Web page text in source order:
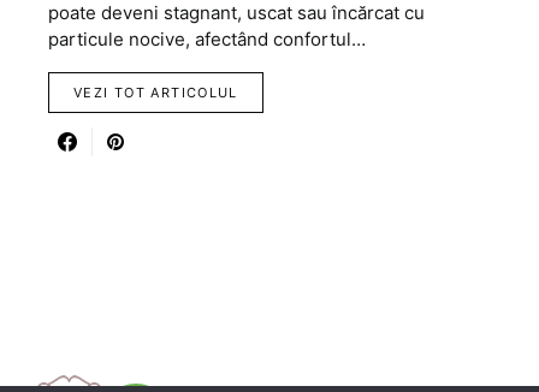
poate deveni stagnant, uscat sau încărcat cu
particule nocive, afectând confortul…
VEZI TOT ARTICOLUL